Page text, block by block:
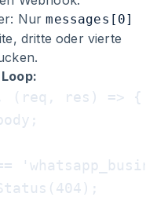
Nurmessages[0]
dritte oder vierte
(req, res) => {